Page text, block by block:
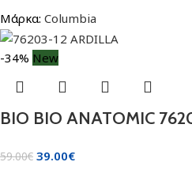
Μάρκα: Columbia
-34% New
BIO BIO ANATOMIC
59.00€ 39.00€